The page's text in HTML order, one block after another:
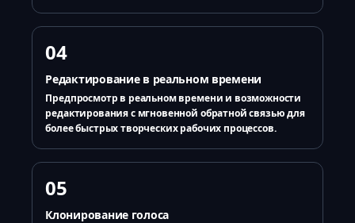
04
Редактирование в реальном времени
Предпросмотр в реальном времени и возможности
редактирования с мгновенной обратной связью для
более быстрых творческих рабочих процессов.
05
Клонирование голоса